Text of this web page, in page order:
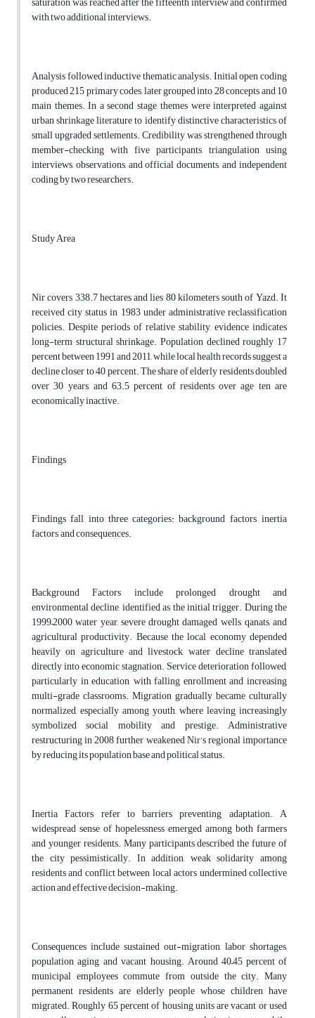
with two additional interviews.
Analysis followed inductive thematic analysis. Initial open coding
produced 215 primary codes, later grouped into 28 concepts and 10
main themes. In a second stage, themes were interpreted against
urban shrinkage literature to identify distinctive characteristics of
small upgraded settlements. Credibility was strengthened through
member-checking with five participants, triangulation using
interviews, observations, and official documents, and independent
coding by two researchers.
Study Area
Nir covers 338.7 hectares and lies 80 kilometers south of Yazd. It
received city status in 1983 under administrative reclassification
policies. Despite periods of relative stability, evidence indicates
long-term structural shrinkage. Population declined roughly 17
percent between 1991 and 2011, while local health records suggest a
decline closer to 40 percent. The share of elderly residents doubled
over 30 years, and 63.5 percent of residents over age ten are
economically inactive.
Findings
Findings fall into three categories: background factors, inertia
factors, and consequences.
Background Factors include prolonged drought and
environmental decline, identified as the initial trigger. During the
1999–2000 water year, severe drought damaged wells, qanats, and
agricultural productivity. Because the local economy depended
heavily on agriculture and livestock, water decline translated
directly into economic stagnation. Service deterioration followed,
particularly in education, with falling enrollment and increasing
multi-grade classrooms. Migration gradually became culturally
normalized, especially among youth, where leaving increasingly
symbolized social mobility and prestige. Administrative
restructuring in 2008 further weakened Nir’s regional importance
by reducing its population base and political status.
Inertia Factors refer to barriers preventing adaptation. A
widespread sense of hopelessness emerged among both farmers
and younger residents. Many participants described the future of
the city pessimistically. In addition, weak solidarity among
residents and conflict between local actors undermined collective
action and effective decision-making.
Consequences include sustained out-migration, labor shortages,
population aging, and vacant housing. Around 40–45 percent of
municipal employees commute from outside the city. Many
permanent residents are elderly people whose children have
migrated. Roughly 65 percent of housing units are vacant or used